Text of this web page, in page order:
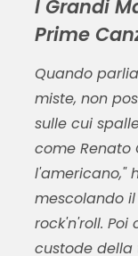
I Grandi
Prime
Quando
miste, non
sulle cui
come Renato
l'americano,"
mescolando
rock'n'roll. Poi
custode della